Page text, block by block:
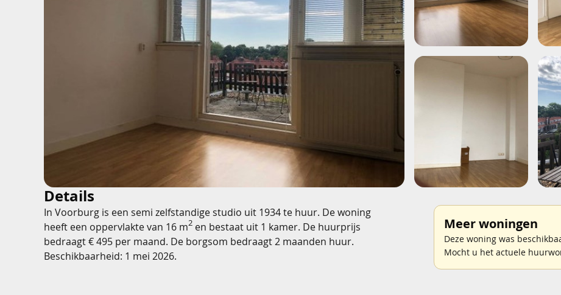
Details
In Voorburg is een semi zelfstandige studio uit 1934 te huur. De woning
heeft een oppervlakte van 16 m2 en bestaat uit 1 kamer. De huurprijs
bedraagt € 495 per maand. De borgsom bedraagt 2 maanden huur.
Beschikbaarheid: 1 mei 2026.
Meer woningen
Deze woning was
Mocht u het actuele